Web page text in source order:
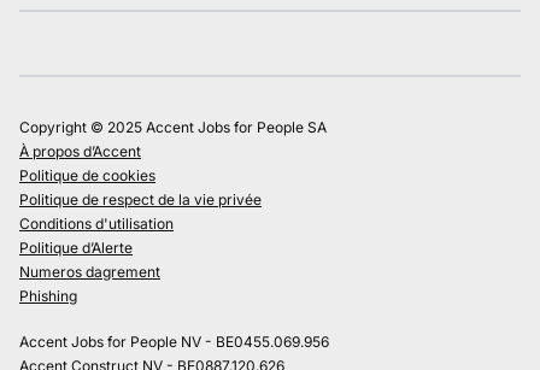
Copyright © 2025 Accent Jobs for People SA
À propos d’Accent
Politique de cookies
Politique de respect de la vie privée
Conditions d'utilisation
Politique d’Alerte
Numeros dagrement
Phishing
Accent Jobs for People NV - BE0455.069.956
Accent Construct NV - BE0887.120.626